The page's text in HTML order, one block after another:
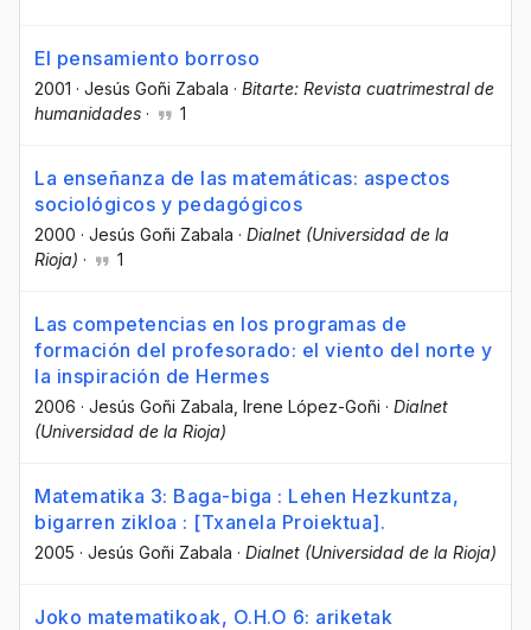
El pensamiento borroso
2001 · Jesús Goñi Zabala · Bitarte: Revista cuatrimestral de
humanidades · 1
La enseñanza de las matemáticas: aspectos
sociológicos y pedagógicos
2000 · Jesús Goñi Zabala · Dialnet (Universidad de la
Rioja) · 1
Las competencias en los programas de
formación del profesorado: el viento del norte y
la inspiración de Hermes
2006 · Jesús Goñi Zabala , Irene López-Goñi · Dialnet
(Universidad de la Rioja)
Matematika 3: Baga-biga : Lehen Hezkuntza,
bigarren zikloa : [Txanela Proiektua].
2005 · Jesús Goñi Zabala · Dialnet (Universidad de la Rioja)
Joko matematikoak, O.H.O 6: ariketak